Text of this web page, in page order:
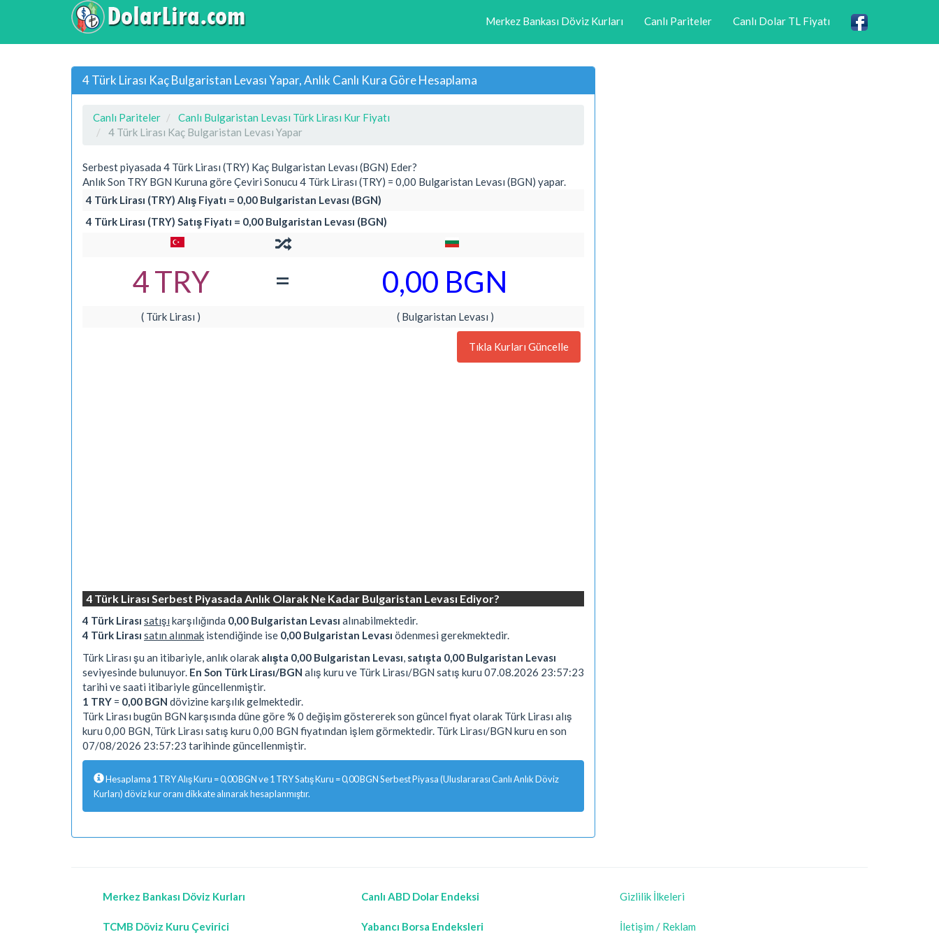
Merkez Bankası Döviz Kurları Canlı Pariteler Canlı Dolar TL Fiyatı
4 Türk Lirası Kaç Bulgaristan Levası Yapar, Anlık Canlı Kura Göre Hesaplama
Canlı Pariteler
Canlı Bulgaristan Levası Türk Lirası Kur Fiyatı
4 Türk Lirası Kaç Bulgaristan Levası Yapar
Serbest piyasada 4 Türk Lirası (TRY) Kaç Bulgaristan Levası (BGN) Eder?
Anlık Son TRY BGN Kuruna göre Çeviri Sonucu 4 Türk Lirası (TRY) = 0,00 Bulgaristan Levası (BGN) yapar.
4 Türk Lirası (TRY) Alış Fiyatı = 0,00 Bulgaristan Levası (BGN)
4 Türk Lirası (TRY) Satış Fiyatı = 0,00 Bulgaristan Levası (BGN)
4 TRY = 0,00 BGN
( Türk Lirası ) ( Bulgaristan Levası )
Tıkla Kurları Güncelle
4 Türk Lirası Serbest Piyasada Anlık Olarak Ne Kadar Bulgaristan Levası Ediyor?
4 Türk Lirası satışı karşılığında 0,00 Bulgaristan Levası alınabilmektedir.
4 Türk Lirası satın alınmak istendiğinde ise 0,00 Bulgaristan Levası ödenmesi gerekmektedir.
Türk Lirası şu an itibariyle, anlık olarak alışta 0,00 Bulgaristan Levası satışta 0,00 Bulgaristan Levası
seviyesinde bulunuyor. En Son Türk Lirası/BGN alış kuru ve Türk Lirası/BGN satış kuru 07.08.2026 23:57:23
tarihi ve saati itibariyle güncellenmiştir.
1 TRY = 0,00 BGN dövizine karşılık gelmektedir.
Türk Lirası bugün BGN karşısında düne göre % 0 değişim göstererek son güncel fiyat olarak Türk Lirası alış
kuru 0,00 BGN, Türk Lirası satış kuru 0,00 BGN fiyatından işlem görmektedir. Türk Lirası/BGN kuru en son
07/08/2026 23:57:23 tarihinde güncellenmiştir.
Hesaplama 1 TRY Alış Kuru = 0,00 BGN ve 1 TRY Satış Kuru = 0,00 BGN Serbest Piyasa (Uluslararası Canlı Anlık Döviz
Kurları) döviz kur oranı dikkate alınarak hesaplanmıştır.
Merkez Bankası Döviz Kurları
TCMB Döviz Kuru Çevirici
Canlı ABD Dolar Endeksi
Yabancı Borsa Endeksleri
Gizlilik İlkeleri
İletişim / Reklam